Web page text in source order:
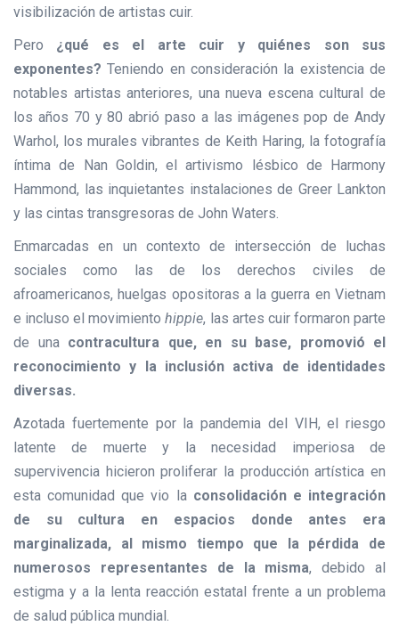
visibilización de artistas cuir.
Pero ¿qué es el arte cuir y quiénes son sus
exponentes? Teniendo en consideración la existencia de
notables artistas anteriores, una nueva escena cultural de
los años 70 y 80 abrió paso a las imágenes pop de Andy
Warhol, los murales vibrantes de Keith Haring, la fotografía
íntima de Nan Goldin, el artivismo lésbico de Harmony
Hammond, las inquietantes instalaciones de Greer Lankton
y las cintas transgresoras de John Waters.
Enmarcadas en un contexto de intersección de luchas
sociales como las de los derechos civiles de
afroamericanos, huelgas opositoras a la guerra en Vietnam
e incluso el movimientohippie, las artes cuir formaron parte
de una contracultura que, en su base, promovió el
reconocimiento y la inclusión activa de identidades
diversas.
Azotada fuertemente por la pandemia del VIH, el riesgo
latente de muerte y la necesidad imperiosa de
supervivencia hicieron proliferar la producción artística en
esta comunidad que vio la consolidación e integración
de su cultura en espacios donde antes era
marginalizada, al mismo tiempo que la pérdida de
numerosos representantes de la misma, debido al
estigma y a la lenta reacción estatal frente a un problema
de salud pública mundial.